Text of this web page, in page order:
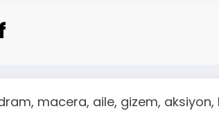
macera, aile, gizem,